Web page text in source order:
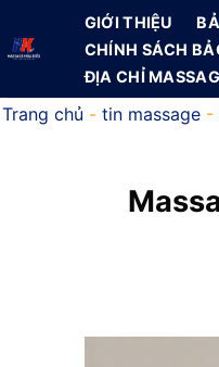
content
GIỚI THIỆU
CHÍNH SÁCH
ĐỊA CHỈ
Trang chủ - tin massage -